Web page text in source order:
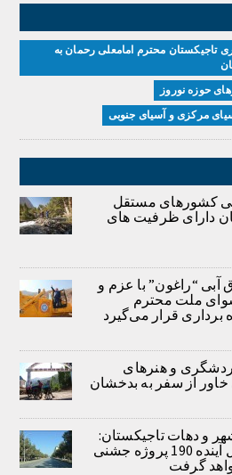
تاجیکستان محترم امامعلی رحمان به
حوزه نوروز
کشورهای مستقل
دارای ظرفیت های
آبی “راغون” با عزم و
ملت محترم
برداری قرار می‌گیرد
و هنرهای
خاور از سفر به بدخشان
و دهات تاجیکستان:
در ناحیه دنغره در سه سال آینده 190 پروژه جشنی
گرفت